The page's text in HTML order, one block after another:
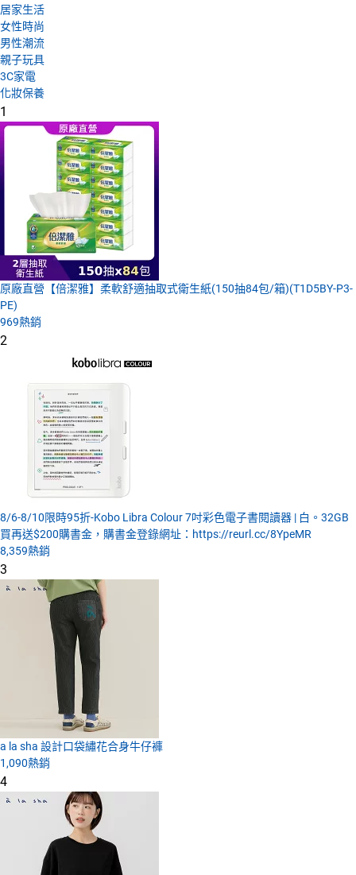
居家生活
女性時尚
男性潮流
親子玩具
3C家電
化妝保養
1
原廠直營【倍潔雅】柔軟舒適抽取式衛生紙(150抽84包/箱)(T1D5BY-P3-
PE)
969熱銷
2
8/6-8/10限時95折-Kobo Libra Colour 7吋彩色電子書閱讀器 | 白。32GB
買再送$200購書金，購書金登錄網址：https://reurl.cc/8YpeMR
8,359熱銷
3
a la sha 設計口袋繡花合身牛仔褲
1,090熱銷
4